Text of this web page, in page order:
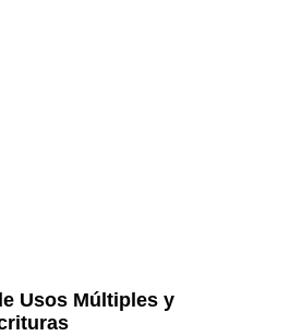
Usos Múltiples y